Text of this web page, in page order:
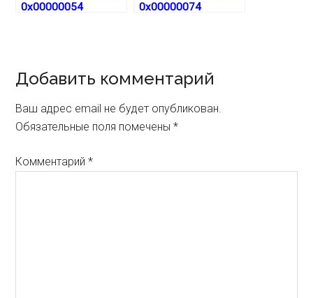
0x00000054
0x00000074
Reader
Interactions
Добавить комментарий
Ваш адрес email не будет опубликован.
Обязательные поля помечены*
Комментарий*